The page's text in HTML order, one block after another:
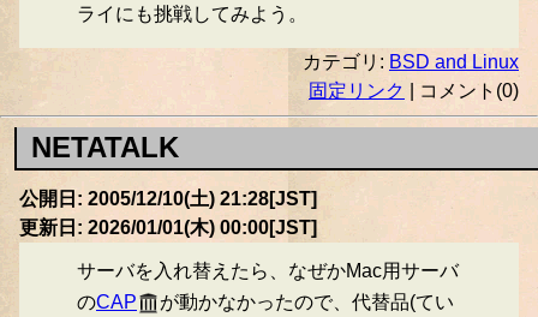
ライにも挑戦してみよう。
カテゴリ: BSD and Linux
固定リンク
| コメント(0)
NETATALK
公開日: 2005/12/10(土) 21:28[JST]
更新日: 2026/01/01(木) 00:00[JST]
サーバを入れ替えたら、なぜかMac用サーバ
のCAP
が動かなかったので、代替品(てい